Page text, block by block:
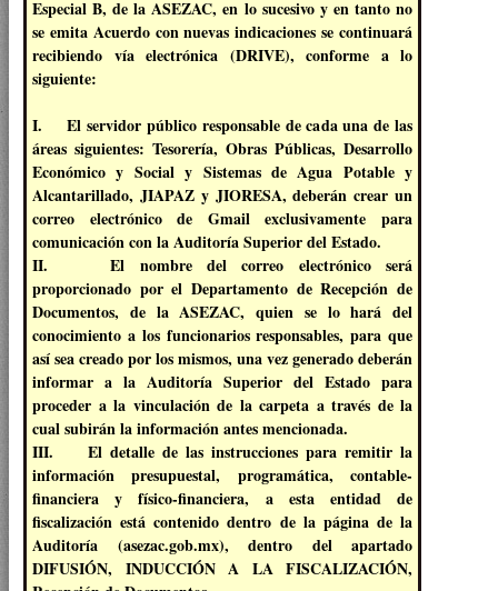
Especial B, de la ASEZAC, en lo sucesivo y en tanto no
se emita Acuerdo con nuevas indicaciones se continuará
recibiendo vía electrónica (DRIVE), conforme a lo
siguiente:
I. El servidor público responsable de cada una de las
áreas siguientes: Tesorería, Obras Públicas, Desarrollo
Económico y Social y Sistemas de Agua Potable y
Alcantarillado, JIAPAZ y JIORESA, deberán crear un
correo electrónico de Gmail exclusivamente para
comunicación con la Auditoría Superior del Estado.
II. El nombre del correo electrónico será
proporcionado por el Departamento de Recepción de
Documentos, de la ASEZAC, quien se lo hará del
conocimiento a los funcionarios responsables, para que
así sea creado por los mismos, una vez generado deberán
informar a la Auditoría Superior del Estado para
proceder a la vinculación de la carpeta a través de la
cual subirán la información antes mencionada.
III. El detalle de las instrucciones para remitir la
información presupuestal, programática, contable-
financiera y físico-financiera, a esta entidad de
fiscalización está contenido dentro de la página de la
Auditoría (asezac.gob.mx), dentro del apartado
DIFUSIÓN, INDUCCIÓN A LA FISCALIZACIÓN,